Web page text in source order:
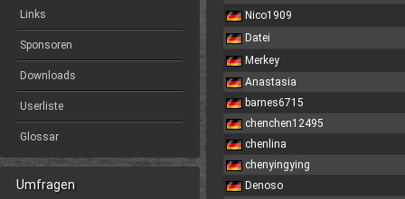
Links
Sponsoren
Downloads
Userliste
Glossar
Umfragen
Nico1909
Datei
Merkey
Anastasia
barnes6715
chenchen12495
chenlina
chenyingying
Denoso